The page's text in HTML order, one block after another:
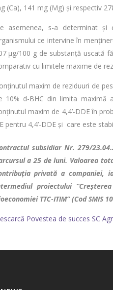
(Ca), 141 mg (Mg) și respectiv
asemenea, s-a determinat și
ce intervine în
µg/100 g de substanță uscată
cu limitele maxime de
maxim de reziduuri de
10% d-BHC din limita maximă
maxim de 4,4’-DDE în
pentru 4,4’-DDE și care este
subsidiar Nr. 279/
a 25 de luni. Valoarea
privată a companiei,
proiectului
TTC-ITIM” (Cod
Povestea de succes SC